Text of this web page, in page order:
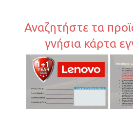
Αναζητήστε τα
γνήσια κάρτα